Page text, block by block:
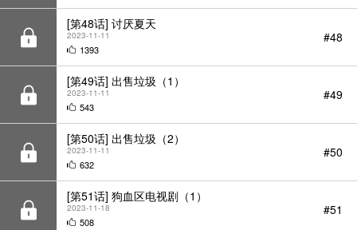
1393
[第49话] 出售垃圾（1）
2023-11-11
543
[第50话] 出售垃圾（2）
2023-11-11
632
[第51话] 狗血区电视剧（1）
2023-11-18
508
[第52话] 狗血区电视剧（2）
2023-11-18